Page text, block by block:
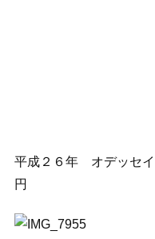
平成２６年 オデッセ
円